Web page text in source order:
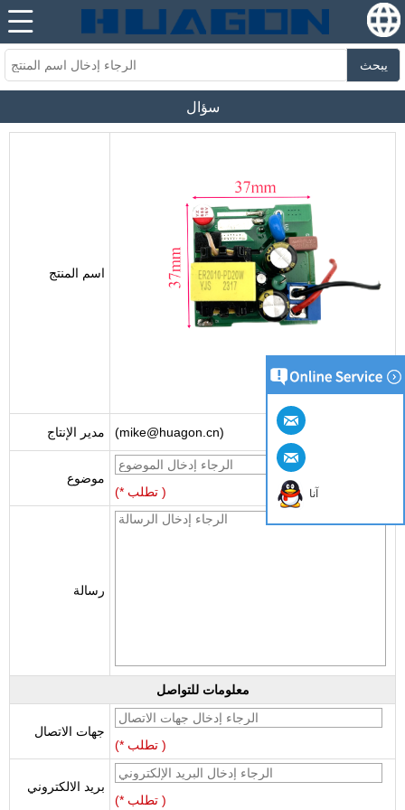
يبحث
سؤال
اسم المنتج
مدير الإنتاج (mike@huagon.cn)
موضوع
(* تطلب )
رسالة
معلومات للتواصل
جهات الاتصال
(* تطلب )
بريد الالكتروني
(* تطلب )
آنا